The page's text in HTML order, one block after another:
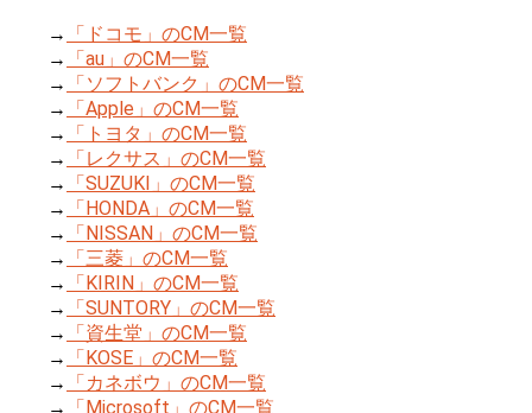
→
「ドコモ」のCM一覧
→
「au」のCM一覧
→
「ソフトバンク」のCM一覧
→
「Apple」のCM一覧
→
「トヨタ」のCM一覧
→
「レクサス」のCM一覧
→
「SUZUKI」のCM一覧
→
「HONDA」のCM一覧
→
「NISSAN」のCM一覧
→
「三菱」のCM一覧
→
「KIRIN」のCM一覧
→
「SUNTORY」のCM一覧
→
「資生堂」のCM一覧
→
「KOSE」のCM一覧
→
「カネボウ」のCM一覧
→
「Microsoft」のCM一覧